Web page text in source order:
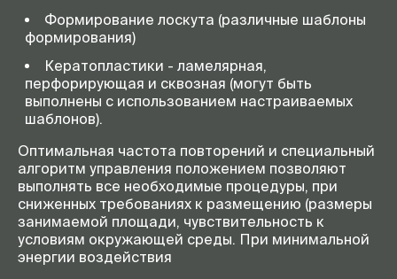
Формирование лоскута (различные шаблоны
формирования)
Кератопластики - ламелярная,
перфорирующая и сквозная (могут быть
выполнены с использованием настраиваемых
шаблонов).
Оптимальная частота повторений и специальный
алгоритм управления положением позволяют
выполнять все необходимые процедуры, при
сниженных требованиях к размещению (​размеры
занимаемой площади, чувствительность к
условиям окружающей среды. При минимальной
энергии воздействия